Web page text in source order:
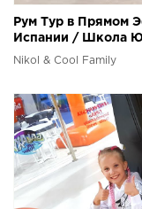
Рум Тур в Прямом
Испании / Школа
Nikol & Cool Family